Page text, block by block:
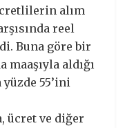
alım
reel
Buna göre bir
maaşıyla aldığı
55’ini
ücret ve diğer